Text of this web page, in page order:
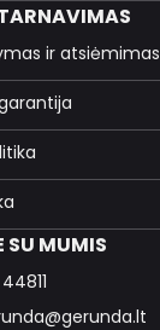
ir atsiėmimas
SU MUMIS